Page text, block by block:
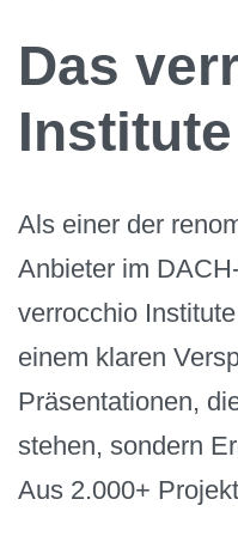
Das
Institute
Als einer der
Anbieter im
verrocchio
einem klaren
Präsentationen,
stehen, sondern
Aus 2.000+